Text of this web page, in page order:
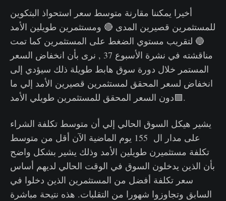
أخيرا يمكننا مقارنة متوسط سعر استحواذ البتكوين
للمستثمرين قصيرين المدى 🔴 ومستثمرين طويلين الأمد
🔵 لتقريب مستوي الضغط على المستثمرين كما تمت
مناقشته في نشرة الأسبوع 37 , نرى بأن انخفاض السعر
المستمر خلال دورة سوق هابط طويلة ذلك سيؤدي إلى
انخفاض لسعر المحقق لمستثمرين قصيرين الأمد إلي ما
دون السعر المحقق للمستثمرين طويلي الأمد🟪.
يشير هيكل السوق الحالي إلي أن متوسط تكلفة الشراء
على مدار ال 155 يوم الماضية الآن أقل من متوسط
تكلفة مستثميرن طويلين الأمد وذلك يشير بشكل واضح
بأن الذين يدخلون السوق في الوقت الحالي لديهم أساس
سعر تكلفة أفضل من المستثمرين الذين دخلوا في
السابق وتجاوزوا شهورا من التقلبات. هذه نتيحة مباشرة